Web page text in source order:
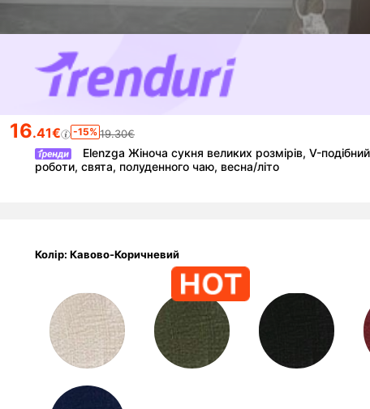
16.41€ -15% 19.30€
Elenzga Жіноча сукня великих розмірів, V-
роботи, свята, полуденного чаю, весна/літо
Колір: Кавово-Коричневий